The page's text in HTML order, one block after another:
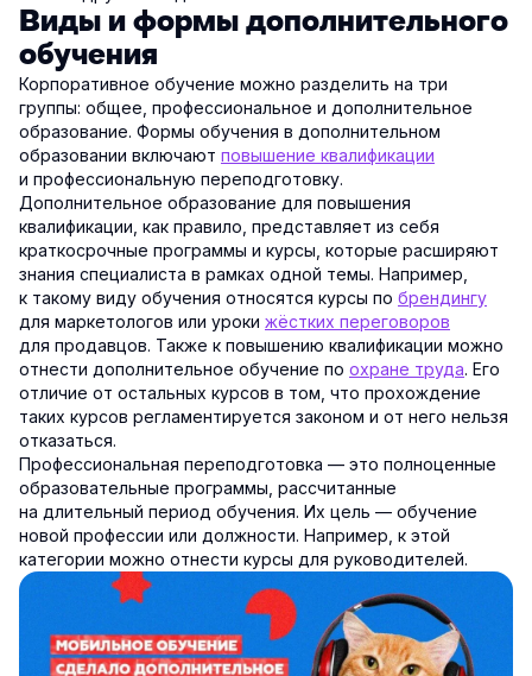
Виды и формы дополнительного
обучения
Корпоративное обучение можно разделить на три
группы: общее, профессиональное и дополнительное
образование. Формы обучения в дополнительном
образовании включают повышение квалификации
и профессиональную переподготовку.
Дополнительное образование для повышения
квалификации, как правило, представляет из себя
краткосрочные программы и курсы, которые расширяют
знания специалиста в рамках одной темы. Например,
к такому виду обучения относятся курсы по брендингу
для маркетологов или уроки жёстких переговоров
для продавцов. Также к повышению квалификации можно
отнести дополнительное обучение по охране труда. Его
отличие от остальных курсов в том, что прохождение
таких курсов регламентируется законом и от него нельзя
отказаться.
Профессиональная переподготовка — это полноценные
образовательные программы, рассчитанные
на длительный период обучения. Их цель — обучение
новой профессии или должности. Например, к этой
категории можно отнести курсы для руководителей.